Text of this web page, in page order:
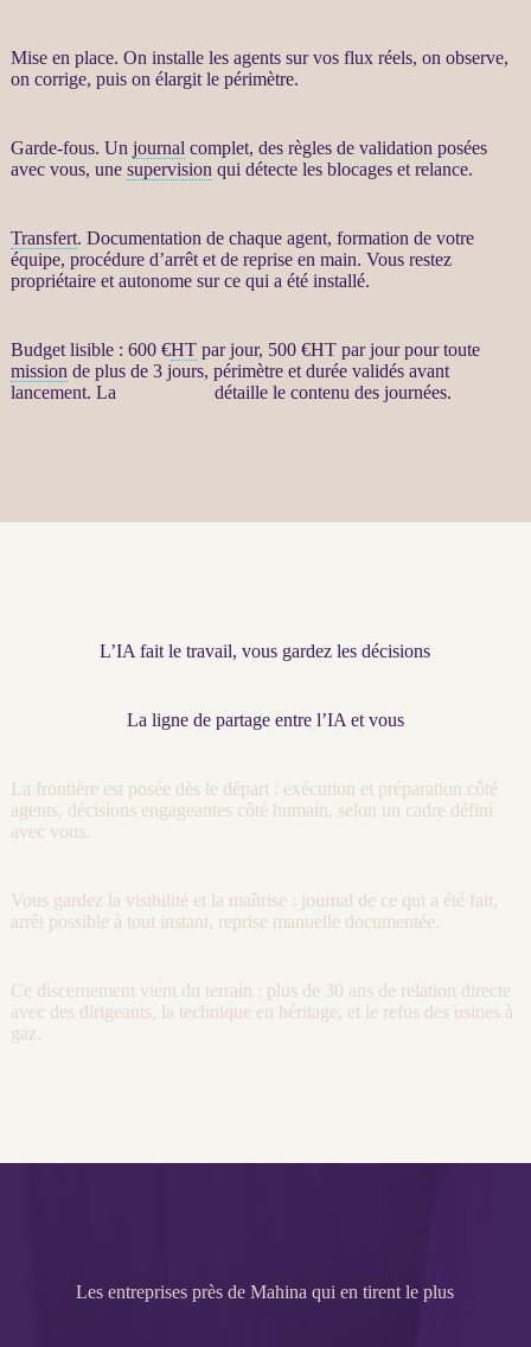
Mise en place. On installe les agentssur vos fluxréels, on observe,
on corrige, puis on élargit le périmètre.
Garde-fous. Un journal complet, des règles de validation posées
avec vous, une supervision qui détecte les blocages et relance.
Transfert. Documentation de chaque agent, formation de votre
équipe, procédure d’arrêt et de reprise en main. Vous restez
propriétaire et autonome sur ce qui a été installé.
Budget lisible : 600 €HTpar jour, 500 €HTpar jour pour toute
mission de plus de 3 jours, périmètre et durée validés avant
lancement. La
détaille le contenu des journées.
L’IA fait le travail, vous gardez les décisions
La ligne de partage entre l’IA et vous
La frontière est posée dès le départ : exécution et préparation côté
agents, décisions engageantes côté humain, selon un cadre défini
avec vous.
Vous gardez la visibilité et la maîtrise : journal de ce qui a été fait,
arrêt possible à tout instant, reprise manuelle documentée.
Ce discernement vient du terrain : plus de 30 ans de relation directe
avec des dirigeants, la technique en héritage, et le refus des usines à
gaz.
Les entreprises près de Mahina qui en tirent le plus